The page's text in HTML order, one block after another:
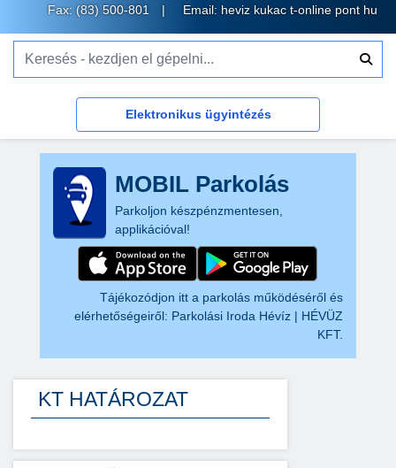
Fax: (83) 500-801
Email: heviz kukac t-online pont hu
Elektronikus ügyintézés
MOBIL Parkolás
Parkoljon készpénzmentesen,
applikációval!
Tájékozódjon itt a parkolás működéséről és
elérhetőségeiről: Parkolási Iroda Hévíz | HÉVÜZ
KFT.
KT HATÁROZAT